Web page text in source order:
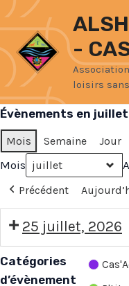
Aller
au
contenu
-
loisirs
Évènements en
Mois Semaine Jour
Mois
Précédent
25 juillet, 2026
17h00:
Festi'Jeunes
Catégories
d’évènement